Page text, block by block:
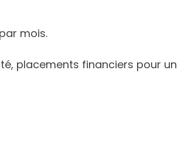
mois.
placements financiers pour un